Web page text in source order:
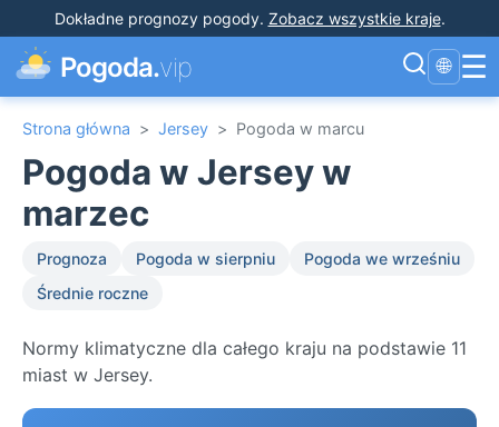
Dokładne prognozy pogody. Zobacz wszystkie kraje.
Pogoda.vip 🌐 ☰
Strona główna > Jersey > Pogoda w marcu
Pogoda w Jersey w
marzec
Prognoza Pogoda w sierpniu
Pogoda we wrześniu
Średnie roczne
Normy klimatyczne dla całego kraju na podstawie 11
miast w Jersey.